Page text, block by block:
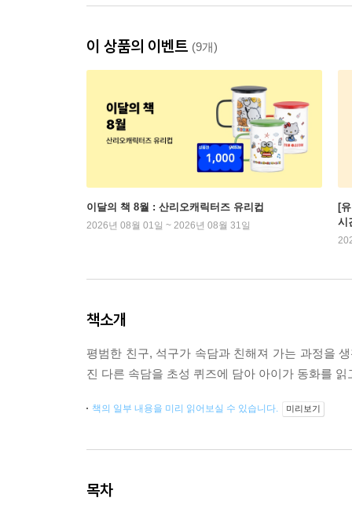
이 상품의 이벤트 (9개)
이달의 책 8월 : 산리오캐릭터즈 유리컵
2026년 08월 01일 ~ 2026년 08월 31일
[
시
책소개
평범한 친구, 석구가 속담과 친해져 가는 과정을
진 다른 속담을 초성 퀴즈에 담아 아이가 동화를
책의 일부 내용을 미리 읽어보실 수 있습니다. 미리보기
목차